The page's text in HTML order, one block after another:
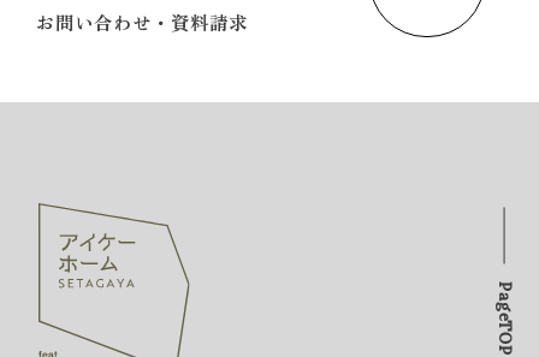
お問い合わせ・資料請求
PageTOP